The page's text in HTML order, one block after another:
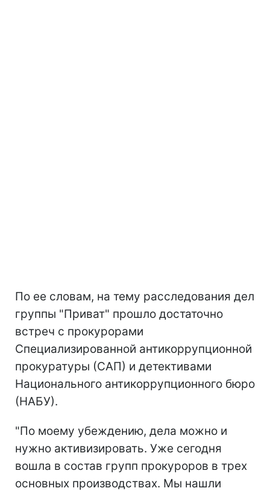
По ее словам, на тему расследования дел
группы "Приват" прошло достаточно
встреч с прокурорами
Специализированной антикоррупционной
прокуратуры (САП) и детективами
Национального антикоррупционного бюро
(НАБУ).
"По моему убеждению, дела можно и
нужно активизировать. Уже сегодня
вошла в состав групп прокуроров в трех
основных производствах. Мы нашли